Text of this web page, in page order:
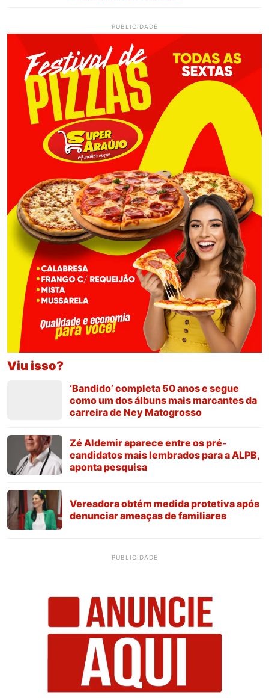
PUBLICIDADE
Viu isso?
‘Bandido’ completa 50 anos e segue
como um dos álbuns mais marcantes da
carreira de Ney Matogrosso
Zé Aldemir aparece entre os pré-
candidatos mais lembrados para a ALPB,
aponta pesquisa
Vereadora obtém medida protetiva após
denunciar ameaças de familiares
PUBLICIDADE